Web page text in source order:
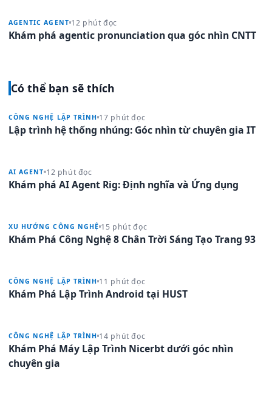
AGENTIC AGENT 12 phút đọc
Khám phá agentic pronunciation qua góc nhìn CNTT
Có thể bạn sẽ thích
CÔNG NGHỆ LẬP TRÌNH 17 phút đọc
Lập trình hệ thống nhúng: Góc nhìn từ chuyên gia IT
AI AGENT 12 phút đọc
Khám phá AI Agent Rig: Định nghĩa và Ứng dụng
XU HƯỚNG CÔNG NGHỆ 15 phút đọc
Khám Phá Công Nghệ 8 Chân Trời Sáng Tạo Trang 93
CÔNG NGHỆ LẬP TRÌNH 11 phút đọc
Khám Phá Lập Trình Android tại HUST
CÔNG NGHỆ LẬP TRÌNH 14 phút đọc
Khám Phá Máy Lập Trình Nicerbt dưới góc nhìn
chuyên gia